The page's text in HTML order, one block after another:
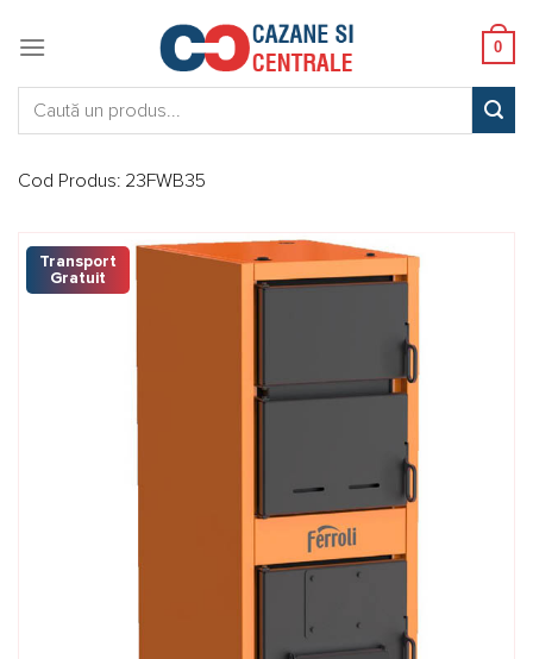
0
Cod Produs: 23FWB35
Transport
Gratuit